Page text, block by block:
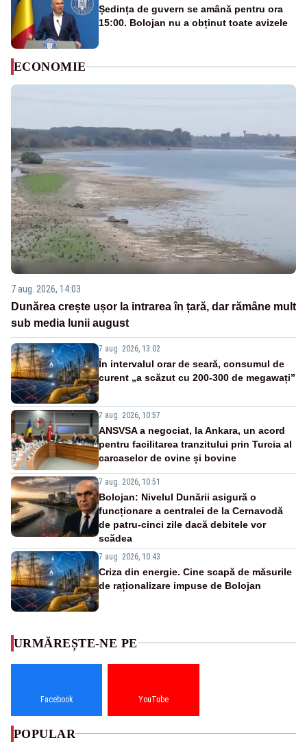
Ședința de guvern se amână pentru ora
15:00. Bolojan nu a obținut toate avizele
ECONOMIE
7 aug. 2026, 14:03
Dunărea crește ușor la intrarea în țară, dar rămâne mult
sub media lunii august
7 aug. 2026, 13:02
În intervalul orar de seară, consumul de
curent „a scăzut cu 200-300 de megawați”
7 aug. 2026, 10:57
ANSVSA a negociat, la Ankara, un acord
pentru facilitarea tranzitului prin Turcia al
carcaselor de ovine și bovine
7 aug. 2026, 10:51
Bolojan: Nivelul Dunării asigură o
funcționare a centralei de la Cernavodă
de patru-cinci zile dacă debitele vor
scădea
7 aug. 2026, 10:43
Criza din energie. Cine scapă de măsurile
de raționalizare impuse de Bolojan
URMĂREȘTE-NE PE
Facebook YouTube
POPULAR